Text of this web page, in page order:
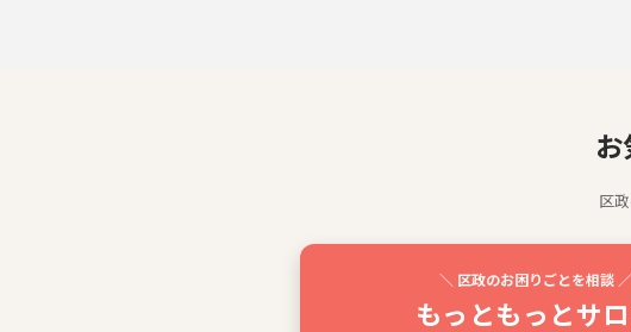
区
＼ 区政のお困りごとを相談 ／
もっともっとサ